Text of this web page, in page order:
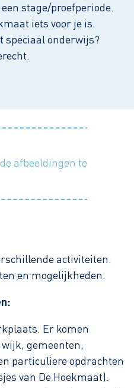
stage/proefperiode.
iets voor je is.
speciaal onderwijs?
de afbeeldingen te
activiteiten.
en mogelijkheden.
Er komen
gemeenten,
particuliere opdrachten
van De Hoekmaat).